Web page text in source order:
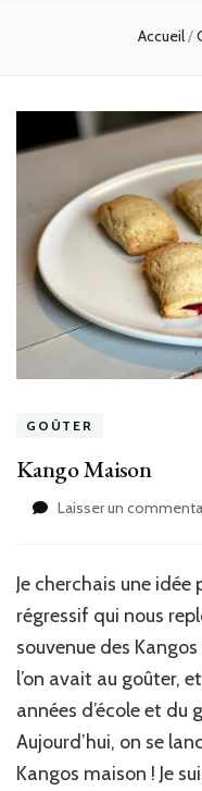
Accueil/
GOÛTER
Kango Maison
Laisser un
Je cherchais une
régressif qui nous
souvenue des
l’on avait au goûter,
années d’école et du
Aujourd’hui, on se
Kangos maison ! Je